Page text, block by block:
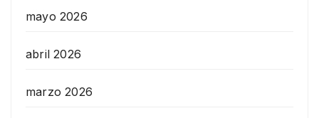
mayo 2026
abril 2026
marzo 2026